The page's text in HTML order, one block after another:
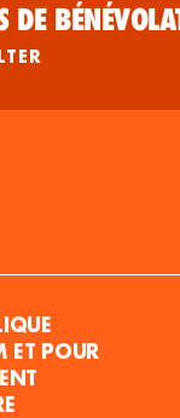
DE
ET POUR